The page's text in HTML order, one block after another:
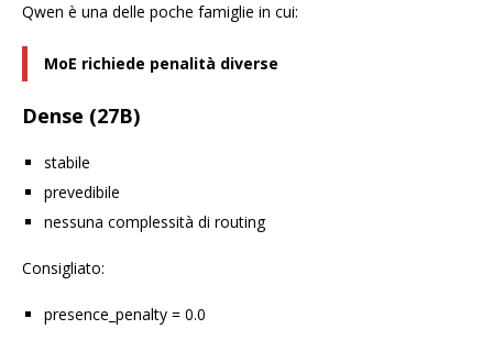
Qwen è una delle poche famiglie in cui:
MoE richiede penalità diverse
Dense (27B)
stabile
prevedibile
nessuna complessità di routing
Consigliato:
presence_penalty = 0.0